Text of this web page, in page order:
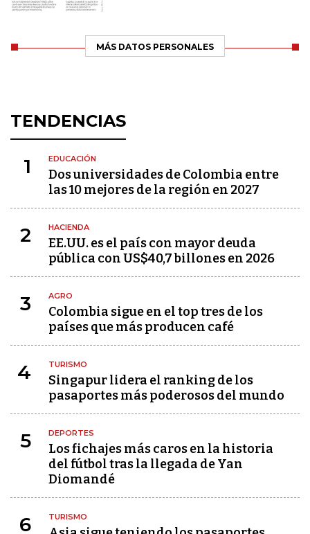
MÁS DATOS PERSONALES
TENDENCIAS
1 EDUCACIÓN
Dos universidades de Colombia entre
las 10 mejores de la región en 2027
2 HACIENDA
EE.UU. es el país con mayor deuda
pública con US$40,7 billones en 2026
3 AGRO
Colombia sigue en el top tres de los
países que más producen café
4 TURISMO
Singapur lidera el ranking de los
pasaportes más poderosos del mundo
5 DEPORTES
Los fichajes más caros en la historia
del fútbol tras la llegada de Yan
Diomandé
6 TURISMO